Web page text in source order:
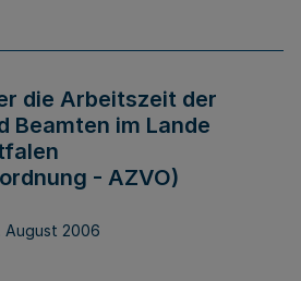
die Arbeitszeit der
Beamten im Lande
- AZVO)
August 2006